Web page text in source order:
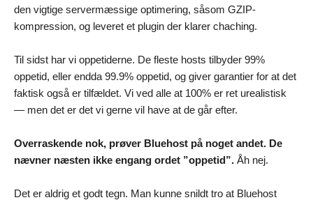
den vigtige servermæssige optimering, såsom GZIP-
kompression, og leveret et plugin der klarer chaching.
Til sidst har vi oppetiderne. De fleste hosts tilbyder 99%
oppetid, eller endda 99.9% oppetid, og giver garantier for at det
faktisk også er tilfældet. Vi ved alle at 100% er ret urealistisk
— men det er det vi gerne vil have at de går efter.
Overraskende nok, prøver Bluehost på noget andet. De
nævner næsten ikke engang ordet ”oppetid”. Åh nej.
Det er aldrig et godt tegn. Man kunne snildt tro at Bluehost